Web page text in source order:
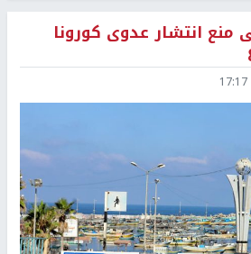
منع انتشار عدوى كورونا